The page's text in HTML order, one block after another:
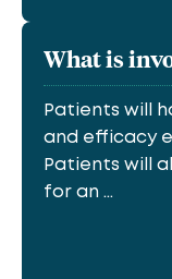
What is
Patients will
and efficacy
Patients will
for an ...